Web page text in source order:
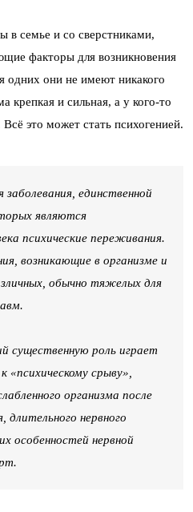
в семье и со сверстниками,
факторы для возникновения
одних они не имеют никакого
крепкая и сильная, а у кого-то
это может стать психогенией.
единственной
являются
психические переживания.
возникающие в организме и
обычно тяжелых для
существенную роль играет
«психическому срыву»,
организма после
длительного нервного
особенностей нервной